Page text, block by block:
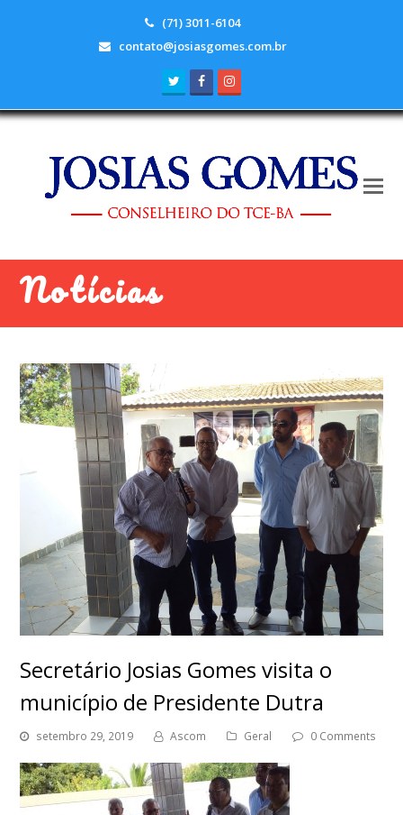
(71) 3011-6104
contato@josiasgomes.com.br
TwitterFacebook
Notícias
Secretário Josias Gomes visita o
município de Presidente Dutra
setembro 29, 2019 Ascom Geral 0 Comments